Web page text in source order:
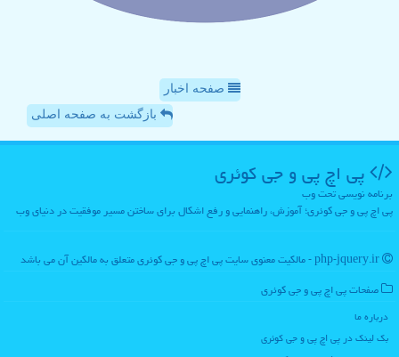
صفحه اخبار
بازگشت به صفحه اصلی
پی اچ پی و جی كوئری
برنامه نویسی تحت وب
پی اچ پی و جی کوئری؛ آموزش، راهنمایی و رفع اشکال برای ساختن مسیر موفقیت در دنیای وب
صفحات پی اچ پی و جی كوئری
درباره ما
بک لینک در پی اچ پی و جی كوئری